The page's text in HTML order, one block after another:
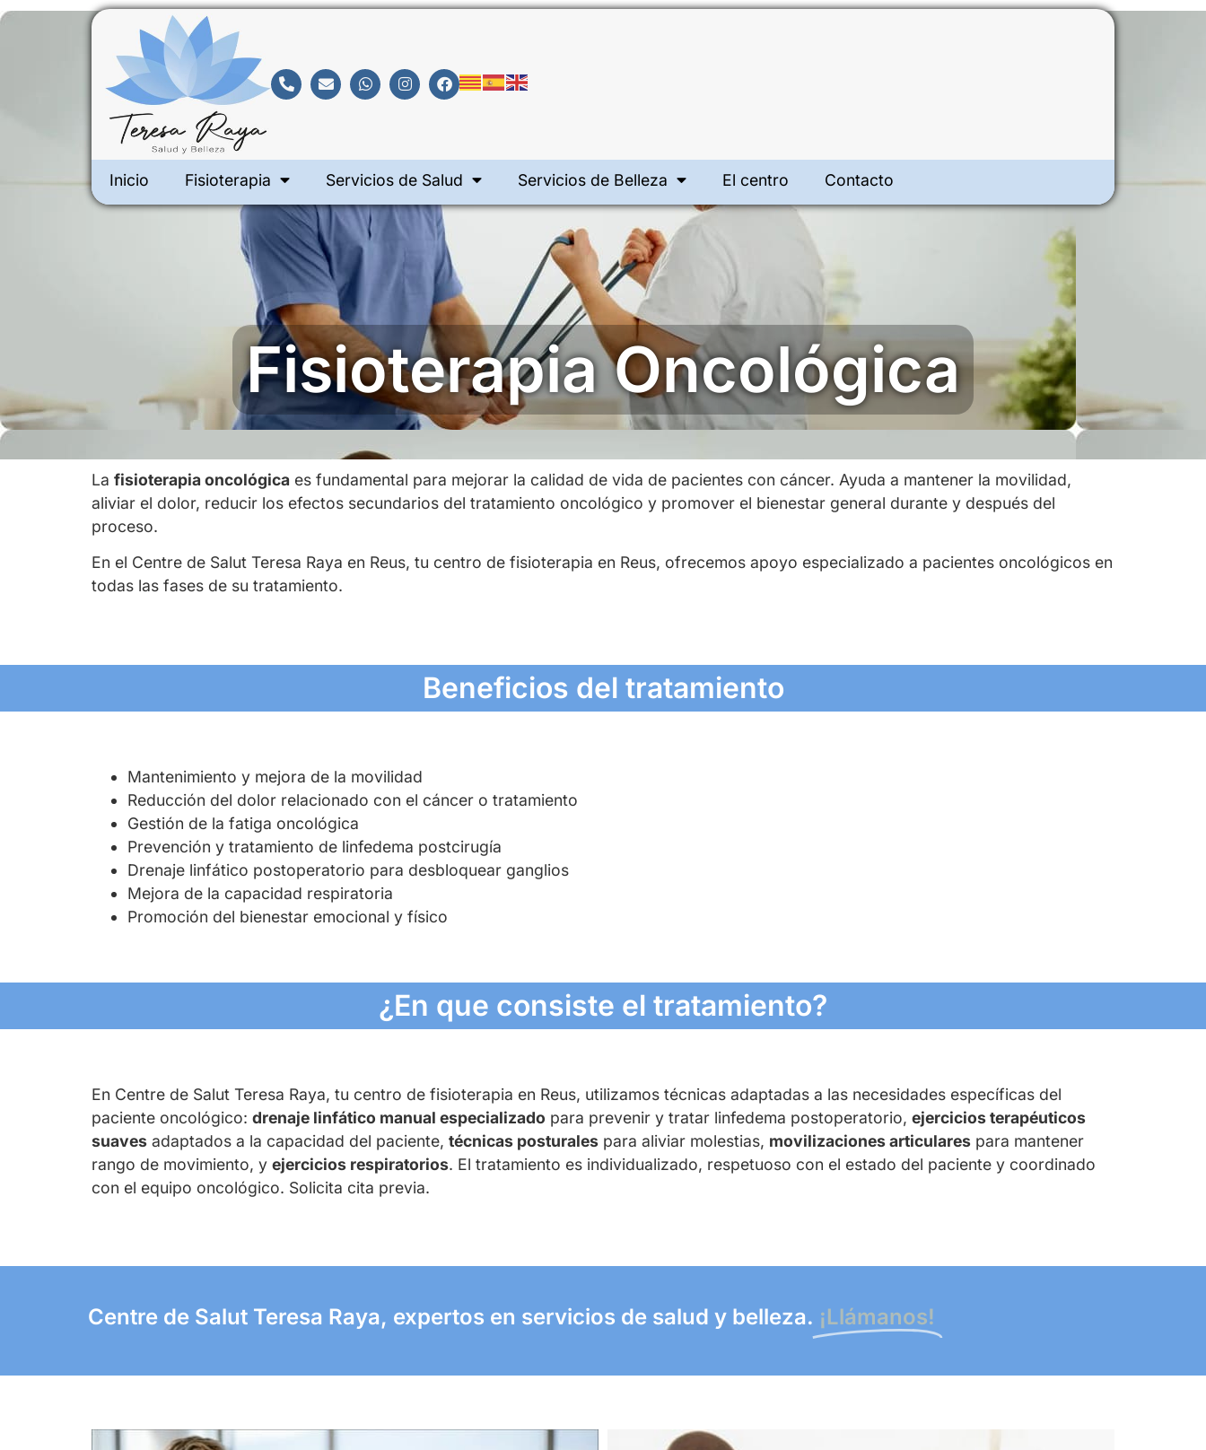
Inicio Fisioterapia Servicios de Salud Servicios de Belleza El centro Contacto
Fisioterapia Oncológica
La fisioterapia oncológica es fundamental para mejorar la calidad de vida de pacientes con cáncer. Ayuda a mantener la movilidad,
aliviar el dolor, reducir los efectos secundarios del tratamiento oncológico y promover el bienestar general durante y después del
proceso.
En el Centre de Salut Teresa Raya en Reus, tu centro de fisioterapia en Reus, ofrecemos apoyo especializado a pacientes oncológicos en
todas las fases de su tratamiento.
Beneficios del tratamiento
Mantenimiento y mejora de la movilidad
Reducción del dolor relacionado con el cáncer o tratamiento
Gestión de la fatiga oncológica
Prevención y tratamiento de linfedema postcirugía
Drenaje linfático postoperatorio para desbloquear ganglios
Mejora de la capacidad respiratoria
Promoción del bienestar emocional y físico
¿En que consiste el tratamiento?
En Centre de Salut Teresa Raya, tu centro de fisioterapia en Reus, utilizamos técnicas adaptadas a las necesidades específicas del
paciente oncológico: drenaje linfático manual especializado para prevenir y tratar linfedema postoperatorio, ejercicios terapéuticos
suaves adaptados a la capacidad del paciente, técnicas posturales para aliviar molestias, movilizaciones articulares para mantener
rango de movimiento, y ejercicios respiratorios. El tratamiento es individualizado, respetuoso con el estado del paciente y coordinado
con el equipo oncológico. Solicita cita previa.
Centre de Salut Teresa Raya, expertos en servicios de salud y belleza. ¡Llámanos!​